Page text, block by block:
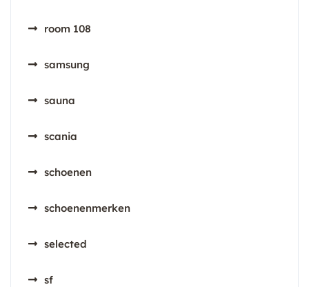
room 108
samsung
sauna
scania
schoenen
schoenenmerken
selected
sf